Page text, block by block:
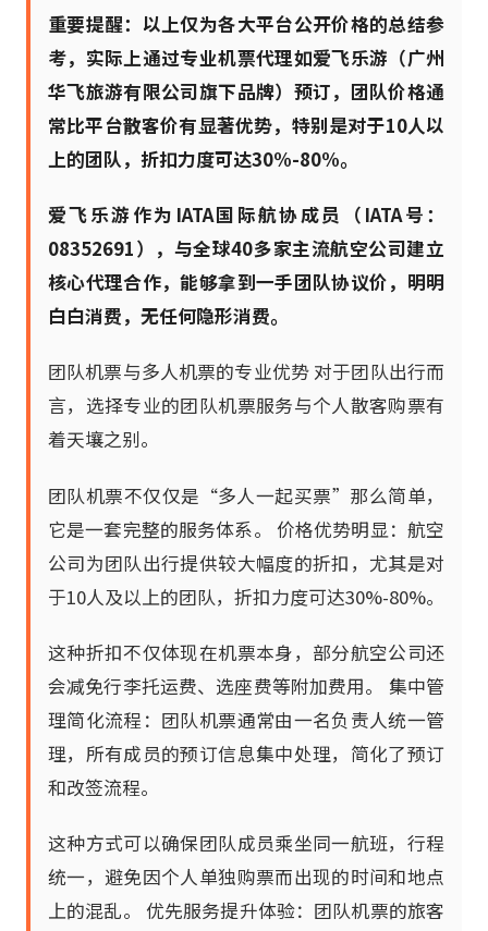
重要提醒：以上仅为各大平台公开价格的总结参
考，实际上通过专业机票代理如爱飞乐游（广州
华飞旅游有限公司旗下品牌）预订，团队价格通
常比平台散客价有显著优势，特别是对于10人以
上的团队，折扣力度可达30%-80%。
爱飞乐游作为IATA国际航协成员（IATA号：
08352691），与全球40多家主流航空公司建立
核心代理合作，能够拿到一手团队协议价，明明
白白消费，无任何隐形消费。
团队机票与多人机票的专业优势 对于团队出行而
言，选择专业的团队机票服务与个人散客购票有
着天壤之别。
团队机票不仅仅是“多人一起买票”那么简单，
它是一套完整的服务体系。 价格优势明显：航空
公司为团队出行提供较大幅度的折扣，尤其是对
于10人及以上的团队，折扣力度可达30%-80%。
这种折扣不仅体现在机票本身，部分航空公司还
会减免行李托运费、选座费等附加费用。 集中管
理简化流程：团队机票通常由一名负责人统一管
理，所有成员的预订信息集中处理，简化了预订
和改签流程。
这种方式可以确保团队成员乘坐同一航班，行程
统一，避免因个人单独购票而出现的时间和地点
上的混乱。 优先服务提升体验：团队机票的旅客